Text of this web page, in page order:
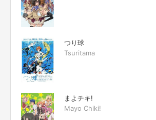
つり球
Tsuritama
まよチキ!
Mayo Chiki!